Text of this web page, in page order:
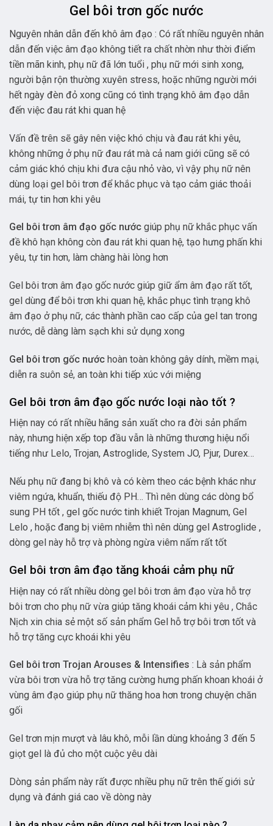
Gel bôi trơn gốc nước
Nguyên nhân dẫn đến khô âm đạo : Có rất nhiều nguyên nhân
dẫn đến việc âm đạo không tiết ra chất nhờn như thời điểm
tiền mãn kinh, phụ nữ đã lớn tuổi , phụ nữ mới sinh xong,
người bận rộn thường xuyên stress, hoặc những người mới
hết ngày đèn đỏ xong cũng có tình trạng khô âm đạo dẫn
đến việc đau rát khi quan hệ
Vấn đề trên sẽ gây nên việc khó chịu và đau rát khi yêu,
không những ở phụ nữ đau rát mà cả nam giới cũng sẽ có
cảm giác khó chịu khi đưa cậu nhỏ vào, vì vậy phụ nữ nên
dùng loại gel bôi trơn để khắc phục và tạo cảm giác thoải
mái, tự tin hơn khi yêu
Gel bôi trơn âm đạo gốc nước giúp phụ nữ khắc phục vấn
đề khô hạn không còn đau rát khi quan hệ, tạo hưng phấn khi
yêu, tự tin hơn, làm chàng hài lòng hơn
Gel bôi trơn âm đạo gốc nước giúp giữ ẩm âm đạo rất tốt,
gel dùng để bôi trơn khi quan hệ, khắc phục tình trạng khô
âm đạo ở phụ nữ, các thành phần cao cấp của gel tan trong
nước, dễ dàng làm sạch khi sử dụng xong
Gel bôi trơn gốc nước hoàn toàn không gây dính, mềm mại,
diễn ra suôn sẻ, an toàn khi tiếp xúc với miệng
Gel bôi trơn âm đạo gốc nước loại nào tốt ?
Hiện nay có rất nhiều hãng sản xuất cho ra đời sản phẩm
này, nhưng hiện xếp top đầu vẫn là những thương hiệu nổi
tiếng như Lelo, Trojan, Astroglide, System JO, Pjur, Durex…
Nếu phụ nữ đang bị khô và có kèm theo các bệnh khác như
viêm ngứa, khuẩn, thiếu độ PH… Thì nên dùng các dòng bổ
sung PH tốt , gel gốc nước tinh khiết Trojan Magnum, Gel
Lelo , hoặc đang bị viêm nhiễm thì nên dùng gel Astroglide ,
dòng gel này hỗ trợ và phòng ngừa viêm nấm rất tốt
Gel bôi trơn âm đạo tăng khoái cảm phụ nữ
Hiện nay có rất nhiều dòng gel bôi trơn âm đạo vừa hỗ trợ
bôi trơn cho phụ nữ vừa giúp tăng khoái cảm khi yêu , Chắc
Nịch xin chia sẻ một số sản phẩm Gel hỗ trợ bôi trơn tốt và
hỗ trợ tăng cực khoái khi yêu
Gel bôi trơn Trojan Arouses & Intensifies : Là sản phẩm
vừa bôi trơn vừa hỗ trợ tăng cường hưng phấn khoan khoái ở
vùng âm đạo giúp phụ nữ thăng hoa hơn trong chuyện chăn
gối
Gel trơn mịn mượt và lâu khô, mỗi lần dùng khoảng 3 đến 5
giọt gel là đủ cho một cuộc yêu dài
Dòng sản phẩm này rất được nhiều phụ nữ trên thế giới sử
dụng và đánh giá cao về dòng này